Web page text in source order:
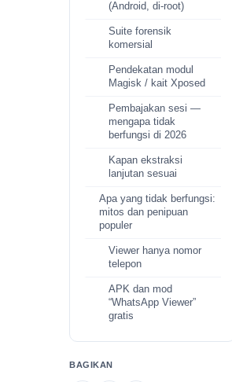
(Android, di-root)
Suite forensik
komersial
Pendekatan modul
Magisk / kait Xposed
Pembajakan sesi —
mengapa tidak
berfungsi di 2026
Kapan ekstraksi
lanjutan sesuai
Apa yang tidak berfungsi:
mitos dan penipuan
populer
Viewer hanya nomor
telepon
APK dan mod
“WhatsApp Viewer”
gratis
BAGIKAN